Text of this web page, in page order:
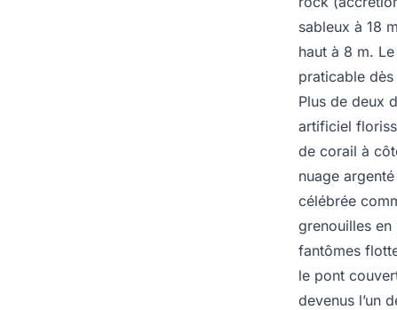
sableux à 18
haut à 8 m.
praticable dès
Plus de deux
artificiel
de corail à
nuage
célébrée
grenouilles
fantômes
le pont
devenus l’un